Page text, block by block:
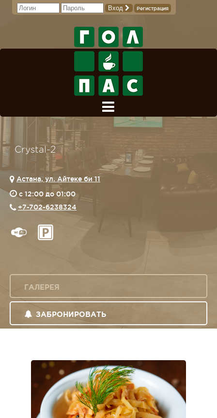
Вход Регистрация
Crystal-2
Астана, ул. Айтеке би 11
c 12:00 до 01:00
+7-702-6238324
ГАЛЕРЕЯ
ЗАБРОНИРОВАТЬ